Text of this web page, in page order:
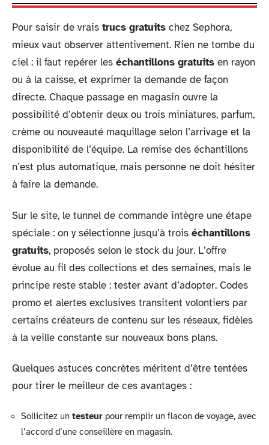
Pour saisir de vrais trucs gratuits chez Sephora,
mieux vaut observer attentivement. Rien ne tombe du
ciel : il faut repérer les échantillons gratuits en rayon
ou à la caisse, et exprimer la demande de façon
directe. Chaque passage en magasin ouvre la
possibilité d’obtenir deux ou trois miniatures, parfum,
crème ou nouveauté maquillage selon l’arrivage et la
disponibilité de l’équipe. La remise des échantillons
n’est plus automatique, mais personne ne doit hésiter
à faire la demande.
Sur le site, le tunnel de commande intègre une étape
spéciale : on y sélectionne jusqu’à trois échantillons
gratuits, proposés selon le stock du jour. L’offre
évolue au fil des collections et des semaines, mais le
principe reste stable : tester avant d’adopter. Codes
promo et alertes exclusives transitent volontiers par
certains créateurs de contenu sur les réseaux, fidèles
à la veille constante sur nouveaux bons plans.
Quelques astuces concrètes méritent d’être tentées
pour tirer le meilleur de ces avantages :
Sollicitez un testeur pour remplir un flacon de voyage, avec
l’accord d’une conseillère en magasin.